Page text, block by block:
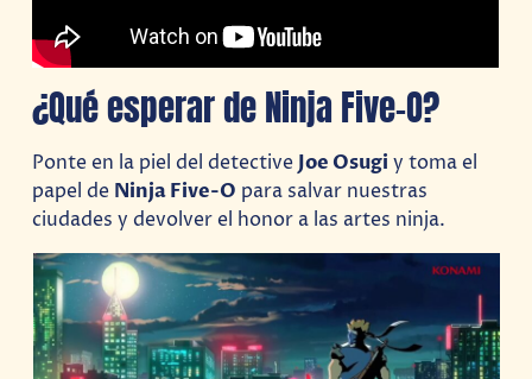
¿Qué esperar de Ninja Five-O?
Ponte en la piel del detective Joe Osugi y toma el
papel de Ninja Five-O para salvar nuestras
ciudades y devolver el honor a las artes ninja.